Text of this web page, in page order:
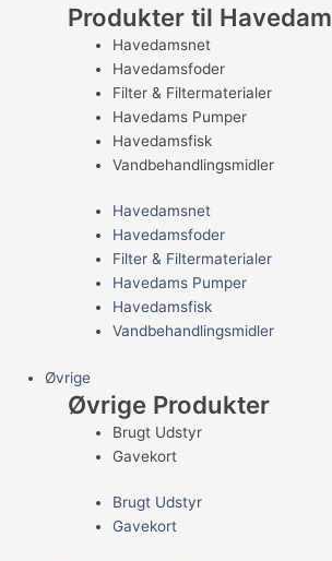
Produkter til Havedam
Havedamsnet
Havedamsfoder
Filter & Filtermaterialer
Havedams Pumper
Havedamsfisk
Vandbehandlingsmidler
Havedamsnet
Havedamsfoder
Filter & Filtermaterialer
Havedams Pumper
Havedamsfisk
Vandbehandlingsmidler
Øvrige
Øvrige Produkter
Brugt Udstyr
Gavekort
Brugt Udstyr
Gavekort